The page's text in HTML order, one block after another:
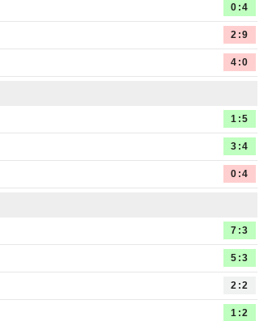
0:4
2:9
4:0
1:5
3:4
0:4
7:3
5:3
2:2
1:2